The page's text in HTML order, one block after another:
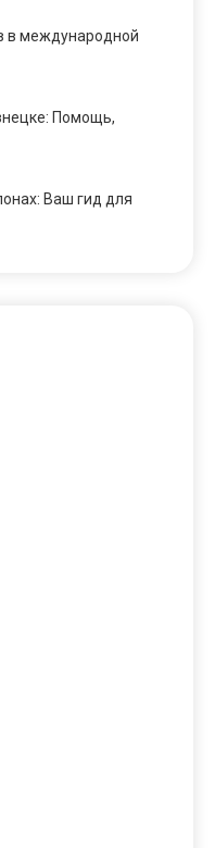
в международной
Помощь,
Ваш гид для